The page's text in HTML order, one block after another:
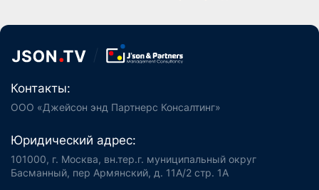
Контакты:
ООО «Джейсон энд Партнерс Консалтинг»
Юридический адрес:
101000, г. Москва, вн.тер.г. муниципальный округ
Басманный, пер Армянский, д. 11А/2 стр. 1А